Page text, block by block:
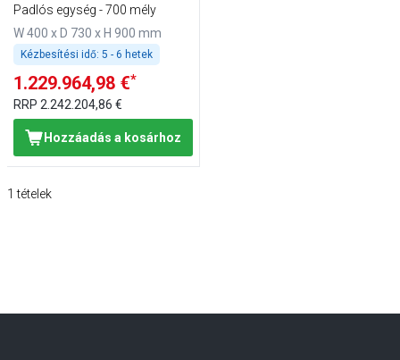
Padlós egység - 700 mély
W 400 x D 730 x H 900 mm
Kézbesítési idő: 5 - 6 hetek
1.229.964,98 €*
RRP 2.242.204,86 €
Hozzáadás a kosárhoz
1 tételek